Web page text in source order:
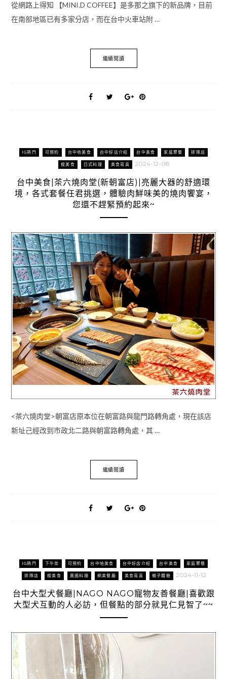
從網路上得知 【MINI.D COFFEE】是多那之旗下的新品牌，目前
在南部地區已有多家分店，而在台中火車站附 …
繼續閱讀
IG熱門 可預約 台中哈美食 台中好店介紹 台中美食 家庭聚餐 排隊店
搜美食 日式料理 美食寫真 2024-12-08
台中美食|茶六燒肉堂(新朝富店)|亮麗大器的舒適環
境，各式套餐任君挑選，體驗肉鮮味美的燒肉饗宴，
您還不趕緊預約起來~
<茶六燒肉堂>朝富店原本位在朝富路與龍門路轉角處，現在該店
新址己經改到市政北二路與朝富路轉角處，其 …
繼續閱讀
IG熱門 下午茶 可預約 台中哈美食 台中好店介紹 台中美食 家庭聚餐
排隊店 搜美食 異國料理 網美餐廳 美食寫真 親子體驗 2024-11-12
台中大型犬餐廳|NAGO NAGO寵物友善餐廳|喜歡跟
大型犬互動的人必訪，但餐點的部分就見仁見智了~~